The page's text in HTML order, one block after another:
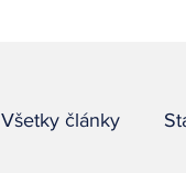
Všetky články